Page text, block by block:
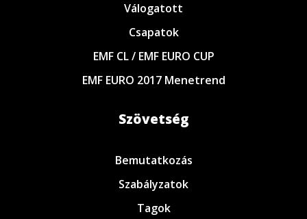
Válogatott
Csapatok
EMF CL / EMF EURO CUP
EMF EURO 2017 Menetrend
Szövetség
Bemutatkozás
Szabályzatok
Tagok